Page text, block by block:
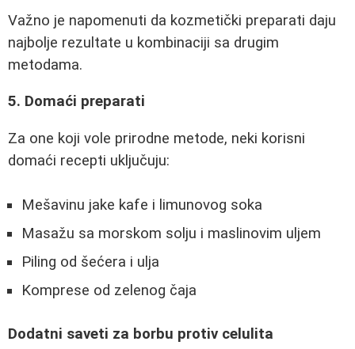
Važno je napomenuti da kozmetički preparati daju
najbolje rezultate u kombinaciji sa drugim
metodama.
5. Domaći preparati
Za one koji vole prirodne metode, neki korisni
domaći recepti uključuju:
Mešavinu jake kafe i limunovog soka
Masažu sa morskom solju i maslinovim uljem
Piling od šećera i ulja
Komprese od zelenog čaja
Dodatni saveti za borbu protiv celulita